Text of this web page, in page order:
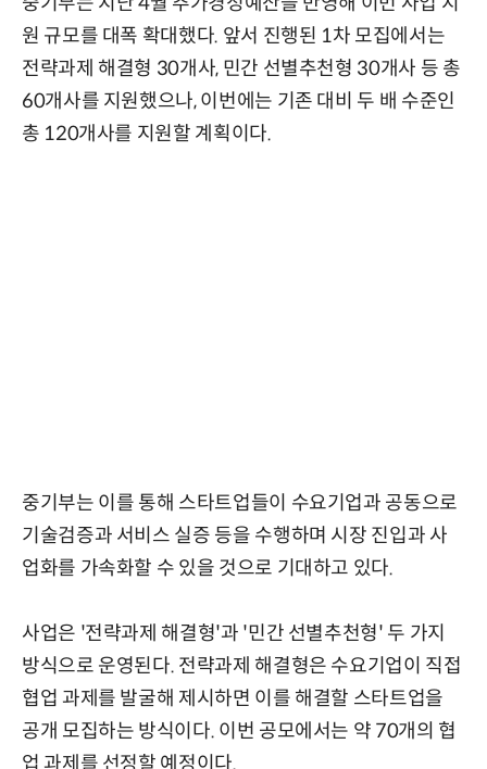
원 규모를 대폭 확대했다. 앞서 진행된 1차 모집에서는
전략과제 해결형 30개사, 민간 선별추천형 30개사 등 총
60개사를 지원했으나, 이번에는 기존 대비 두 배 수준인
총 120개사를 지원할 계획이다.
중기부는 이를 통해 스타트업들이 수요기업과 공동으로
기술검증과 서비스 실증 등을 수행하며 시장 진입과 사
업화를 가속화할 수 있을 것으로 기대하고 있다.
사업은 '전략과제 해결형'과 '민간 선별추천형' 두 가지
방식으로 운영된다. 전략과제 해결형은 수요기업이 직접
협업 과제를 발굴해 제시하면 이를 해결할 스타트업을
공개 모집하는 방식이다. 이번 공모에서는 약 70개의 협
업 과제를 선정할 예정이다.